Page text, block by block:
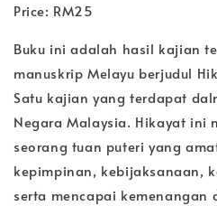
Price: RM25
Buku ini adalah hasil kajian
manuskrip Melayu berjudul
Satu kajian yang terdapat
Negara Malaysia. Hikayat ini
seorang tuan puteri yang
kepimpinan, kebijaksanaan,
serta mencapai kemenangan